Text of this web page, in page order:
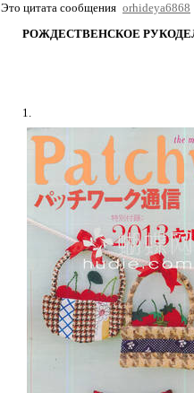
Это цитата сообщения orhideya6868
РОЖДЕСТВЕНСКОЕ
1.